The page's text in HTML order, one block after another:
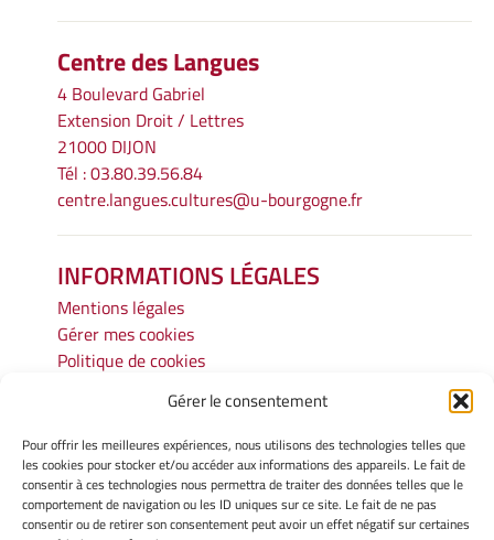
Gérer le consentement
Pour offrir les meilleures expériences, nous utilisons des technologies telles que
les cookies pour stocker et/ou accéder aux informations des appareils. Le fait de
consentir à ces technologies nous permettra de traiter des données telles que le
comportement de navigation ou les ID uniques sur ce site. Le fait de ne pas
consentir ou de retirer son consentement peut avoir un effet négatif sur certaines
Centre des Langues
4 Boulevard Gabriel
Extension Droit / Lettres
21000 DIJON
Tél : 03.80.39.56.84
centre.langues.cultures@u-bourgogne.fr
INFORMATIONS LÉGALES
Mentions légales
Gérer mes cookies
Politique de cookies
Cookie Policy
Privacy Statement
Cookie Policy
Privacy Statement